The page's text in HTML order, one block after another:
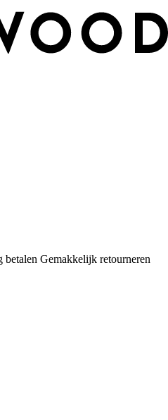
betalen Gemakkelijk retourneren